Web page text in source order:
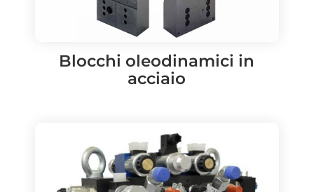
Blocchi oleodinamici in
acciaio